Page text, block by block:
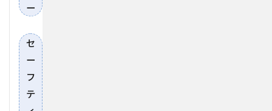
ー
セ
ー
フ
テ